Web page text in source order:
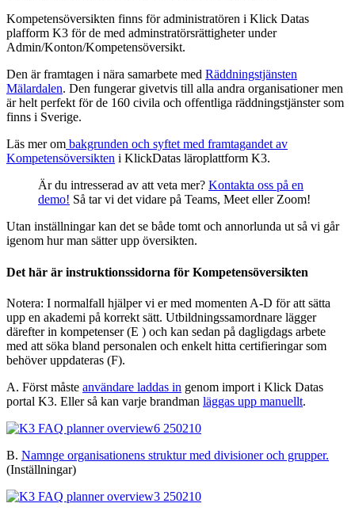
Kompetensöversikten finns för administratören i Klick Datas
plafform K3 för de med adminstratörsrättigheter under
Admin/Konton/Kompetensöversikt.
Den är framtagen i nära samarbete med Räddningstjänsten
Mälardalen. Den fungerar givetvis till alla andra organisationer men
är helt perfekt för de 160 civila och offentliga räddningstjänster som
finns i Sverige.
Läs mer om bakgrunden och syftet med framtagandet av
Kompetensöversikten i KlickDatas läroplattform K3.
Är du intresserad av att veta mer? Kontakta oss på en
demo! Så tar vi det vidare på Teams, Meet eller Zoom!
Utan inställningar kan det se både tomt och annorlunda ut så vi går
igenom hur man sätter upp översikten.
Det här är instruktionssidorna för Kompetensöversikten
Notera: I normalfall hjälper vi er med momenten A-D för att sätta
upp en akademi på korrekt sätt. Utbildningssamordnare lägger
därefter in kompetenser (E ) och kan sedan på dagligdags arbete
med att söka bland personalen och enkelt hitta certifieringar som
behöver uppdateras (F).
A. Först måste användare laddas in genom import i Klick Datas
portal K3. Eller så kan varje brandman läggas upp manuellt.
B. Namnge organisationens struktur med divisioner och grupper.
(Inställningar)